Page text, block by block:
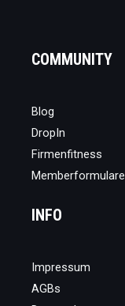
COMMUNITY
Blog
DropIn
Firmenfitness
Memberformulare
INFO
Impressum
AGBs